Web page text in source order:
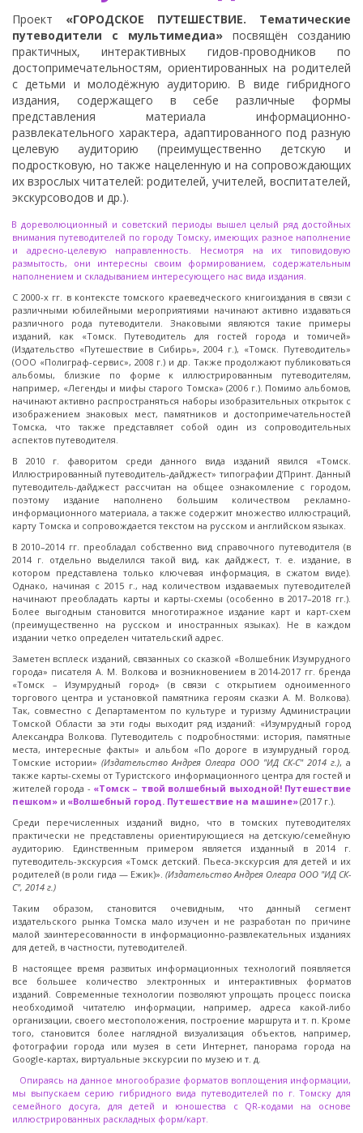
Проект «ГОРОДСКОЕ ПУТЕШЕСТВИЕ. Тематические
путеводители с мультимедиа» посвящён созданию
практичных, интерактивных гидов-проводников по
достопримечательностям, ориентированных на родителей
с детьми и молодёжную аудиторию. В виде гибридного
издания, содержащего в себе различные формы
представления материала информационно-
развлекательного характера, адаптированного под разную
целевую аудиторию (преимущественно детскую и
подростковую, но также нацеленную и на сопровождающих
их взрослых читателей: родителей, учителей, воспитателей,
экскурсоводов и др.).
В дореволюционный и советский периоды вышел целый ряд достойных
внимания путеводителей по городу Томску, имеющих разное наполнение
и адресно-целевую направленность. Несмотря на их типовидовую
размытость, они интересны своим формированием, содержательным
наполнением и складыванием интересующего нас вида издания.
С 2000-х гг. в контексте томского краеведческого книгоиздания в связи с
различными юбилейными мероприятиями начинают активно издаваться
различного рода путеводители. Знаковыми являются такие примеры
изданий, как «Томск. Путеводитель для гостей города и томичей»
(Издательство «Путешествие в Сибирь», 2004 г.), «Томск. Путеводитель»
(ООО «Полиграф-сервис», 2008 г.) и др. Также продолжают публиковаться
альбомы, близкие по форме к иллюстрированным путеводителям,
например, «Легенды и мифы старого Томска» (2006 г.). Помимо альбомов,
начинают активно распространяться наборы изобразительных открыток с
изображением знаковых мест, памятников и достопримечательностей
Томска, что также представляет собой один из сопроводительных
аспектов путеводителя.
В 2010 г. фаворитом среди данного вида изданий явился «Томск.
Иллюстрированный путеводитель-дайджест» типографии Д’Принт. Данный
путеводитель-дайджест рассчитан на общее ознакомление с городом,
поэтому издание наполнено большим количеством рекламно-
информационного материала, а также содержит множество иллюстраций,
карту Томска и сопровождается текстом на русском и английском языках.
В 2010–2014 гг. преобладал собственно вид справочного путеводителя (в
2014 г. отдельно выделился такой вид, как дайджест, т. е. издание, в
котором представлена только ключевая информация, в сжатом виде).
Однако, начиная с 2015 г., над количеством издаваемых путеводителей
начинают преобладать карты и карты-схемы (особенно в 2017–2018 гг.).
Более выгодным становится многотиражное издание карт и карт-схем
(преимущественно на русском и иностранных языках). Не в каждом
издании четко определен читательский адрес.
Заметен всплеск изданий, связанных со сказкой «Волшебник Изумрудного
города» писателя А. М. Волкова и возникновением в 2014-2017 гг. бренда
«Томск – Изумрудный город» (в связи с открытием одноименного
торгового центра и установкой памятника героям сказки А. М. Волкова).
Так, совместно с Департаментом по культуре и туризму Администрации
Томской Области за эти годы выходит ряд изданий: «Изумрудный город
Александра Волкова. Путеводитель с подробностями: история, памятные
места, интересные факты» и альбом «По дороге в изумрудный город.
Томские истории»(Издательство Андрея Олеара ООО "ИД СК-С" 2014 г.), а
также карты-схемы от Туристского информационного центра для гостей и
жителей города - «Томск – твой волшебный выходной! Путешествие
пешком»и «Волшебный город. Путешествие на машине»(2017 г.).
Среди перечисленных изданий видно, что в томских путеводителях
практически не представлены ориентирующиеся на детскую/семейную
аудиторию. Единственным примером является изданный в 2014 г.
путеводитель-экскурсия «Томск детский. Пьеса-экскурсия для детей и их
родителей (в роли гида — Ежик)».(Издательство Андрея Олеара ООО "ИД СК-
С", 2014 г.)
Таким образом, становится очевидным, что данный сегмент
издательского рынка Томска мало изучен и не разработан по причине
малой заинтересованности в информационно-развлекательных изданиях
для детей, в частности, путеводителей.
В настоящее время развитых информационных технологий появляется
все большее количество электронных и интерактивных форматов
изданий. Современные технологии позволяют упрощать процесс поиска
необходимой читателю информации, например, адреса какой-либо
организации, своего местоположения, построение маршрута и т. п. Кроме
того, становится более наглядной визуализация объектов, например,
фотографии города или музея в сети Интернет, панорама города на
Google-картах, виртуальные экскурсии по музею и т. д.
Опираясь на данное многообразие форматов воплощения информации,
мы выпускаем серию гибридного вида путеводителей по г. Томску для
семейного досуга, для детей и юношества с QR-кодами на основе
иллюстрированных раскладных форм/карт.